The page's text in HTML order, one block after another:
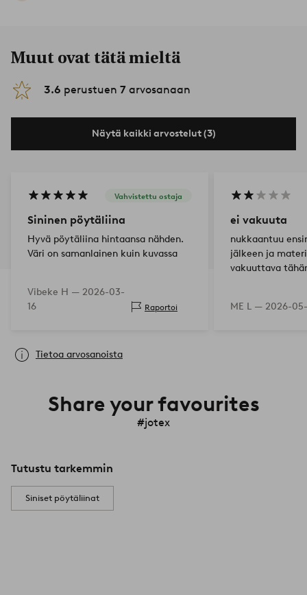
Muut ovat tätä mieltä
3.6 perustuen 7 arvosanaan
Näytä kaikki arvostelut (3)
Vahvistettu ostaja
Sininen pöytäliina
Hyvä pöytäliina hintaansa nähden.
Väri on samanlainen kuin kuvassa
Vibeke H — 2026-03-
16
Raportoi
ei vakuuta
nukkaantuu
jälkeen ja
vakuuttava
ME L — 2026-
Tietoa arvosanoista
Share your favourites
#jotex
Tutustu tarkemmin
Siniset pöytäliinat